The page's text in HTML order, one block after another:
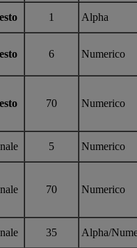
1 Alpha
6 Numerico
70 Numerico
5 Numerico
70 Numerico
35 Alpha/